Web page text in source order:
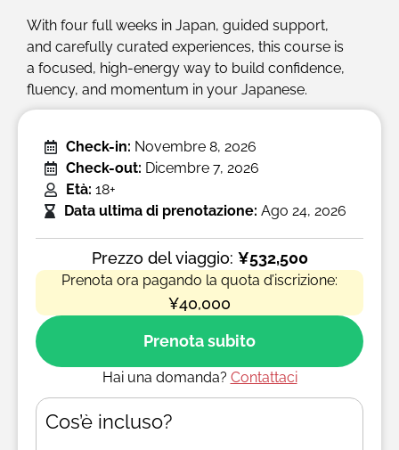
With four full weeks in Japan, guided support,
and carefully curated experiences, this course is
a focused, high-energy way to build confidence,
fluency, and momentum in your Japanese.
Check-in: Novembre 8, 2026
Check-out: Dicembre 7, 2026
Età: 18+
Data ultima di prenotazione: Ago 24, 2026
Prezzo del viaggio: ¥532,500
Prenota ora pagando la quota d’iscrizione:
¥40,000
Prenota subito
Hai una domanda? Contattaci
Cos’è incluso?